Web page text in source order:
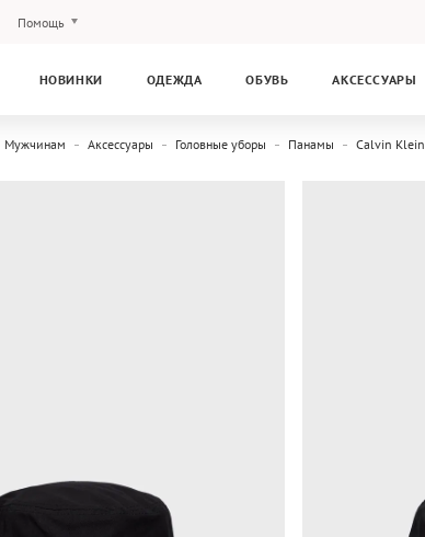
Помощь
НОВИНКИ ОДЕЖДА ОБУВЬ АКСЕССУАРЫ
Мужчинам Аксессуары Головные уборы Панамы Calvin Klein